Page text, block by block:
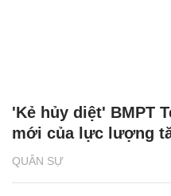
QUÂN SỰ
'Kẻ hủy diệt' BMPT
mới của lực lượng